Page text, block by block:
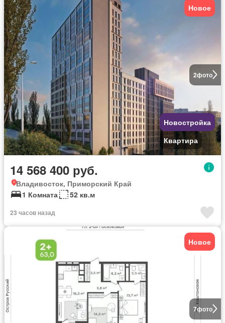
2фото
Новое
Новостройка
Квартира
14 568 400 руб.
Владивосток, Приморский Край
1 Комната
52 кв.м
23 часов назад
7фото
Новое